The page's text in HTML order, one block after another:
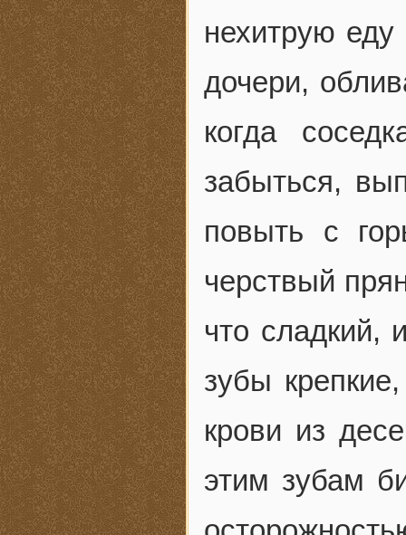
нехитрую
дочери,
когда
забыться,
повыть с
черствый
что сладкий,
зубы
крови из
этим зубам